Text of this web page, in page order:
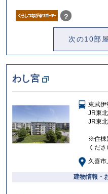
？
次の10部
わし宮
東武伊
JR東
JR東
※住棟
くださ
久喜
建物情報・